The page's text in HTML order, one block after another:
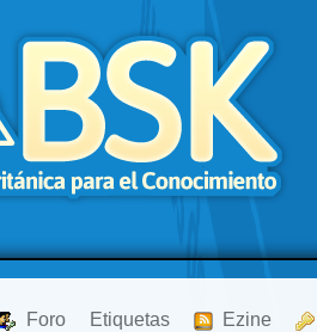
Foro Etiquetas Ezine